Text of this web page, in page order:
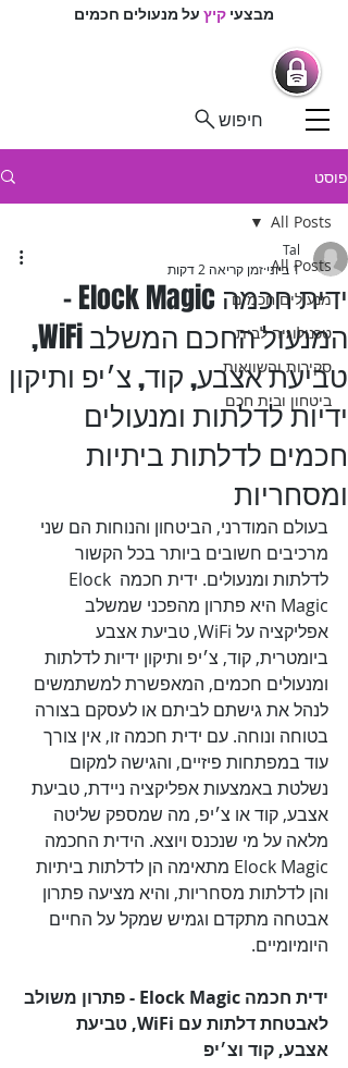
מבצעיקיץעל מנעולים חכמים
חיפוש
פוסט
All Posts
מנעולים חכמים
טכנולוגיה לבית
סקירות והשוואות
ביטחון ובית חכם
All Posts
ידית חכמה Elock Magic -
המנעול החכם המשלב WiFi,
טביעת אצבע, קוד, צ׳יפ ותיקון
ידיות לדלתות ומנעולים
חכמים לדלתות ביתיות
ומסחריות
Tal
1 ביוני
זמן קריאה 2 דקות
בעולם המודרני, הביטחון והנוחות הם שני
מרכיבים חשובים ביותר בכל הקשור
לדלתות ומנעולים. ידית חכמה Elock
Magic היא פתרון מהפכני שמשלב
אפליקציה על WiFi, טביעת אצבע
ביומטרית, קוד, צ׳יפ ותיקון ידיות לדלתות
ומנעולים חכמים, המאפשרת למשתמשים
לנהל את גישתם לביתם או לעסקם בצורה
בטוחה ונוחה. עם ידית חכמה זו, אין צורך
עוד במפתחות פיזיים, והגישה למקום
נשלטת באמצעות אפליקציה ניידת, טביעת
אצבע, קוד או צ׳יפ, מה שמספק שליטה
מלאה על מי שנכנס ויוצא. הידית החכמה
Elock Magic מתאימה הן לדלתות ביתיות
והן לדלתות מסחריות, והיא מציעה פתרון
אבטחה מתקדם וגמיש שמקל על החיים
היומיומיים.
ידית חכמה Elock Magic - פתרון משולב
לאבטחת דלתות עם WiFi, טביעת
אצבע, קוד וצ׳יפ